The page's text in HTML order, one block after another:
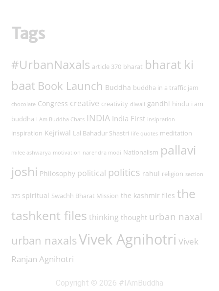
Tags
#UrbanNaxals article 370 bharat bharat ki
baat Book Launch Buddha buddha in a traffic jam
chocolate Congress creative creativity diwali gandhi hindu i am
buddha I Am Buddha Chats INDIA India First insipration
inspiration Kejriwal Lal Bahadur Shastri life quotes meditation
milee ashwarya motivation narendra modi Nationalism pallavi
joshi Philosophy political politics rahul religion section
375 spiritual Swachh Bharat Mission the kashmir files the
tashkent files thinking thought urban naxal
urban naxalsVivek Agnihotri Vivek
Ranjan Agnihotri
Copyright © 2026 #IAmBuddha